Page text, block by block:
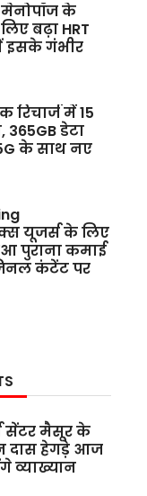
मेनोपॉज के
बढ़ा HRT
इसके गंभीर
रिचार्ज में 15
365GB डेटा
के साथ नए
यूजर्स के लिए
पुराना कमाई
कंटेंट पर
सेंटर मैसूर के
दास हेगड़े आज
व्याख्यान